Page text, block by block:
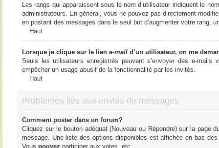
Les rangs qui apparaissent sous le nom d’utilisateur indiquent le
administrateurs. En général, vous ne pouvez pas directement
en postant des messages dans le seul but d’augmenter votre rang,
Haut
Lorsque je clique sur le lien e-maild’un utilisateur, on me
Seuls les utilisateurs enregistrés peuvent s’envoyer des e-
empêcher un usage abusif de la fonctionnalité par les invités.
Haut
Problèmes liés aux envois de messages
Comment poster dans un forum?
Cliquez sur le bouton adéquat (Nouveau ou Répondre) sur la page
message. Une liste des options disponibles est affichée en bas
Vous pouvez participer aux votes, etc.